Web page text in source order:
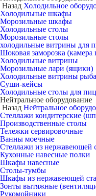
Назад Холодильное
Холодильные шкафы
Морозильные шкафы
Холодильные столы
Морозильные столы
холодильные витрины для
Шоковая заморозка
Холодильные витрины
Морозильные лари (ящики)
Холодильные витрины
Суши-кейсы
Холодильные столы для
Нейтральное оборудование
Назад Нейтральное
Стеллажи кондитерские
Производственные столы
Тележки сервировочные
Ванны моечные
Стеллажи из нержавеющей
Кухонные навесные полки
Шкафы навесные
Столы-тумбы
Шкафы из нержавеющей
Зонты вытяжные
Рукомойники